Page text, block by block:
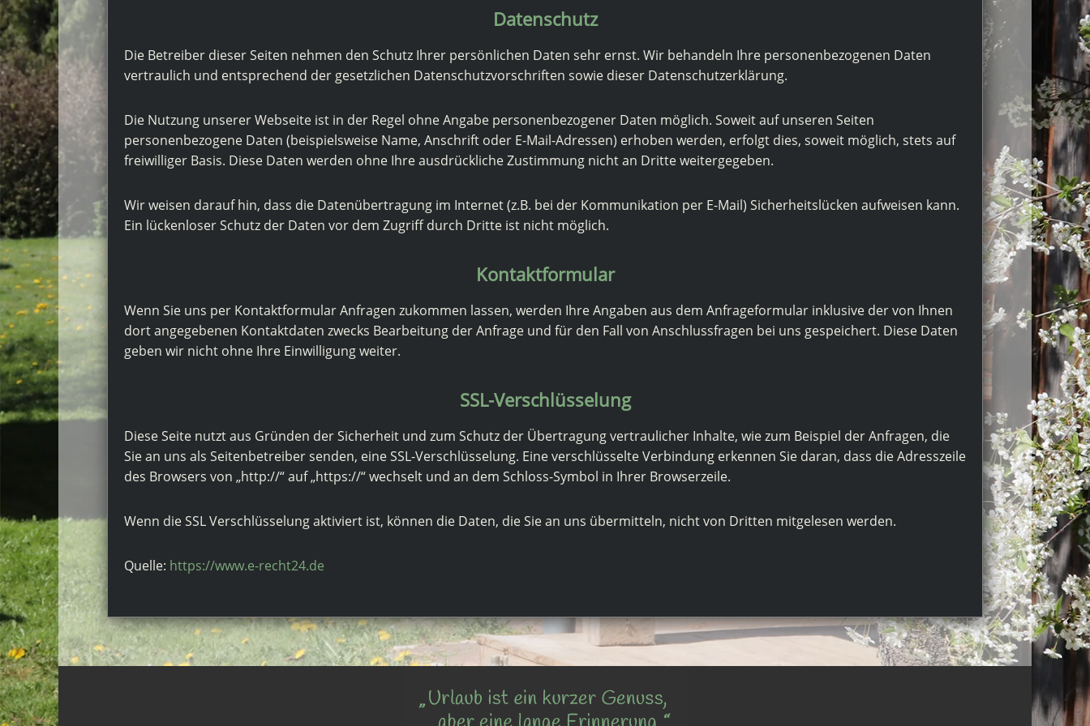
Datenschutz
Die Betreiber dieser Seiten nehmen den Schutz Ihrer persönlichen Daten sehr ernst. Wir behandeln Ihre personenbezogenen Daten
vertraulich und entsprechend der gesetzlichen Datenschutzvorschriften sowie dieser Datenschutzerklärung.
Die Nutzung unserer Webseite ist in der Regel ohne Angabe personenbezogener Daten möglich. Soweit auf unseren Seiten
personenbezogene Daten (beispielsweise Name, Anschrift oder E-Mail-Adressen) erhoben werden, erfolgt dies, soweit möglich, stets auf
freiwilliger Basis. Diese Daten werden ohne Ihre ausdrückliche Zustimmung nicht an Dritte weitergegeben.
Wir weisen darauf hin, dass die Datenübertragung im Internet (z.B. bei der Kommunikation per E-Mail) Sicherheitslücken aufweisen kann.
Ein lückenloser Schutz der Daten vor dem Zugriff durch Dritte ist nicht möglich.
Kontaktformular
Wenn Sie uns per Kontaktformular Anfragen zukommen lassen, werden Ihre Angaben aus dem Anfrageformular inklusive der von Ihnen
dort angegebenen Kontaktdaten zwecks Bearbeitung der Anfrage und für den Fall von Anschlussfragen bei uns gespeichert. Diese Daten
geben wir nicht ohne Ihre Einwilligung weiter.
SSL-Verschlüsselung
Diese Seite nutzt aus Gründen der Sicherheit und zum Schutz der Übertragung vertraulicher Inhalte, wie zum Beispiel der Anfragen, die
Sie an uns als Seitenbetreiber senden, eine SSL-Verschlüsselung. Eine verschlüsselte Verbindung erkennen Sie daran, dass die Adresszeile
des Browsers von „http://“ auf „https://“ wechselt und an dem Schloss-Symbol in Ihrer Browserzeile.
Wenn die SSL Verschlüsselung aktiviert ist, können die Daten, die Sie an uns übermitteln, nicht von Dritten mitgelesen werden.
Quelle: https://www.e-recht24.de